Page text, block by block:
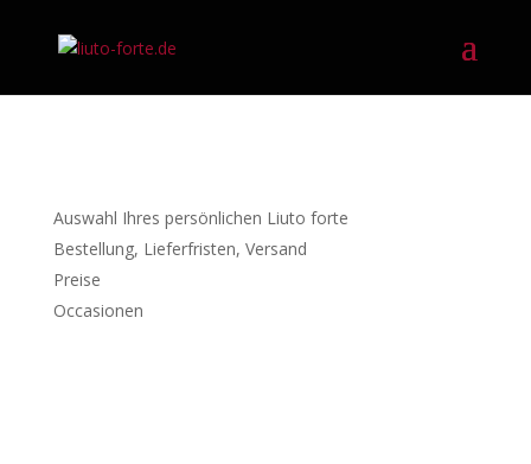
Auswahl Ihres persönlichen Liuto forte
Bestellung, Lieferfristen, Versand
Preise
Occasionen